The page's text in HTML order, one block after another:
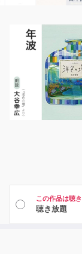
この作品は聴
聴き放題